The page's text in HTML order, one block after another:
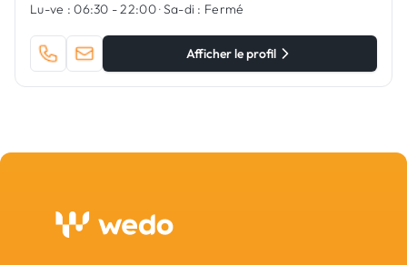
Lu-ve : 06:30 - 22:00·Sa-di : Fermé
Afficher le profil